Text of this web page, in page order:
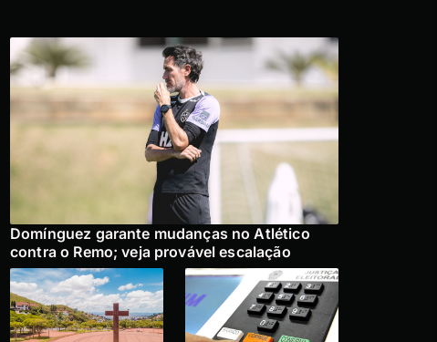
Domínguez garante mudanças no Atlético
contra o Remo; veja provável escalação